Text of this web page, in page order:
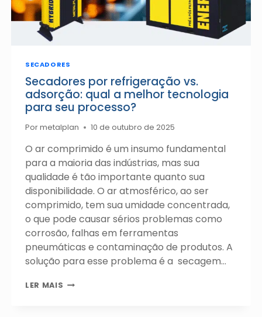
SECADORES
Secadores por refrigeração vs.
adsorção: qual a melhor tecnologia
para seu processo?
Pormetalplan 10 de outubro de 2025
O ar comprimido é um insumo fundamental
para a maioria das indústrias, mas sua
qualidade é tão importante quanto sua
disponibilidade. O ar atmosférico, ao ser
comprimido, tem sua umidade concentrada,
o que pode causar sérios problemas como
corrosão, falhas em ferramentas
pneumáticas e contaminação de produtos. A
solução para esse problema é a secagem…
LER MAIS SECADORES